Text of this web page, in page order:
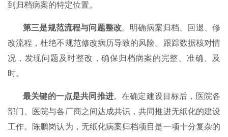
到归档病案的特定位置。
第三是规范流程与问题整改。明确病案归档、回退、修
改流程，杜绝不规范修改病历导致的风险。跟踪数据核对情
况，发现问题及时整改，确保归档病案的完整、准确、及
时。
最关键的一点是共同推进。在确定建设目标后，医院各
部门、医院与各厂商之间达成共识，共同推进无纸化的建设
工作。陈鹏岗认为，无纸化病案归档项目是一项十分复杂的